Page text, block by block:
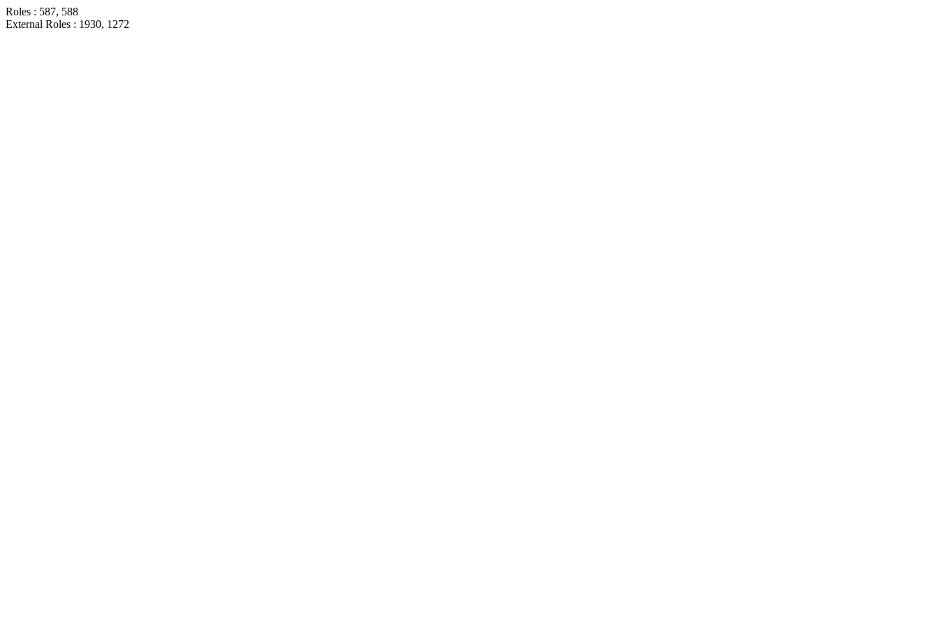
Roles : 587, 588
External Roles : 1930, 1272